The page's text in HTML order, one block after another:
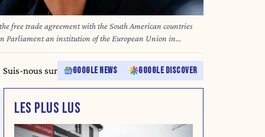
free trade agreement with the South American countries
Parliament an institution of the European Union in
Saskia Bricmont durant une reunion sur le traite d accord
du Sud appele MERCOSUR au Parlement Europeen
en Belgique le 10 decembre 2024.
Suis-nous sur GOOGLE NEWS GOOGLE DISCOVER
LES PLUS LUS